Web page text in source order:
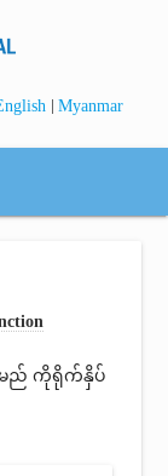
| Myanmar
မည် ကိုရိုက်နှိပ်